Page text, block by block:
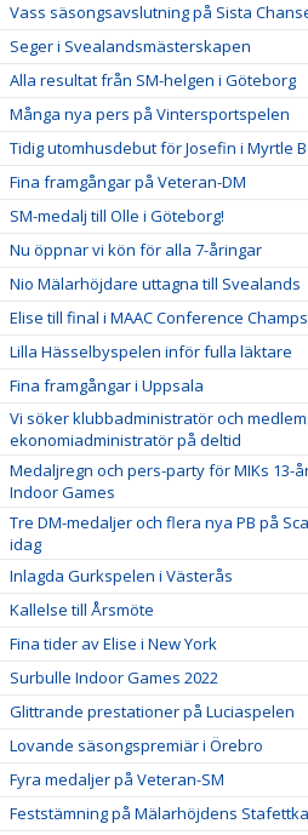
Vass säsongsavslutning på Sista
Seger i Svealandsmästerskapen
Alla resultat från SM-helgen i Göteborg
Många nya pers på Vintersportspelen
Tidig utomhusdebut för Josefin i Myrtle
Fina framgångar på Veteran-DM
SM-medalj till Olle i Göteborg!
Nu öppnar vi kön för alla 7-åringar
Nio Mälarhöjdare uttagna till Svealands
Elise till final i MAAC Conference
Lilla Hässelbyspelen inför fulla läktare
Fina framgångar i Uppsala
Vi söker klubbadministratör och
ekonomiadministratör på deltid
Medaljregn och pers-party för MIKs 13-
Indoor Games
Tre DM-medaljer och flera nya PB på
idag
Inlagda Gurkspelen i Västerås
Kallelse till Årsmöte
Fina tider av Elise i New York
Surbulle Indoor Games 2022
Glittrande prestationer på Luciaspelen
Lovande säsongspremiär i Örebro
Fyra medaljer på Veteran-SM
Feststämning på Mälarhöjdens